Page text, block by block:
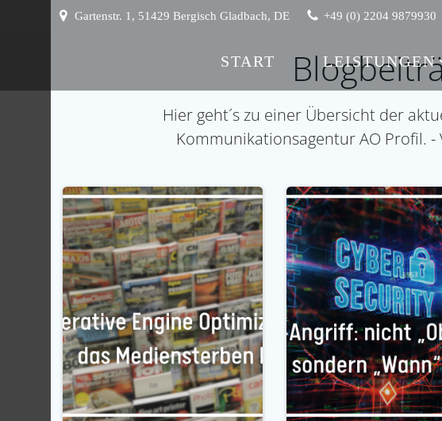
Gartenstr. 1, 51429 Bergisch Gladbach, DE +49 (0) 2204 9879930
START LEISTUNGEN
Hier geht´s zu einer Übersicht der
Kommunikationsagentur AO Profil. -